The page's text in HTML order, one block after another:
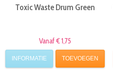
Toxic Waste Drum Green
Vanaf € 1,75
INFORMATIE TOEVOEGEN